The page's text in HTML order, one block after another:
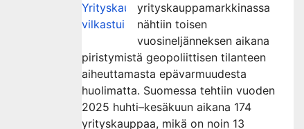
yrityskauppamarkkinassa
nähtiin toisen
vuosineljänneksen aikana
piristymistä geopoliittisen tilanteen
aiheuttamasta epävarmuudesta
huolimatta. Suomessa tehtiin vuoden
2025 huhti–kesäkuun aikana 174
yrityskauppaa, mikä on noin 13